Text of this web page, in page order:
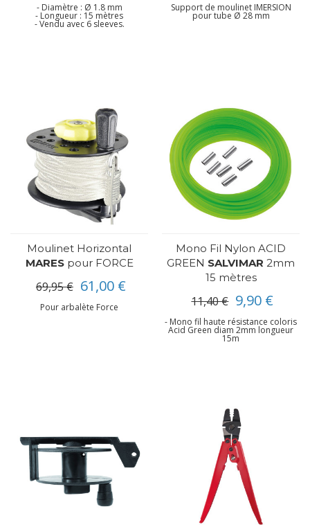
- Diamètre : Ø 1.8 mm
- Longueur : 15 mètres
- Vendu avec 6 sleeves.
Support de moulinet IMERSION
pour tube Ø 28 mm
Moulinet Horizontal
MARESpour FORCE
69,95 € 61,00 €
Pour arbalète Force
Mono Fil Nylon ACID
GREEN SALVIMAR 2mm
15 mètres
11,40 € 9,90 €
- Mono fil haute résistance coloris
Acid Green diam 2mm longueur
15m